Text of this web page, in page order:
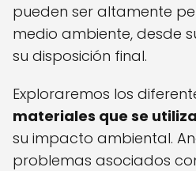
pueden ser altamente
medio ambiente, desde
su disposición final.
Exploraremos los
materiales que se
su impacto ambiental.
problemas asociados